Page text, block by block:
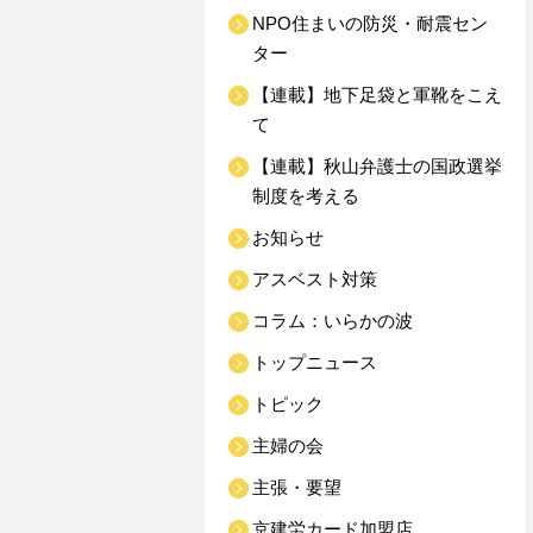
NPO住まいの防災・耐震セン
ター
【連載】地下足袋と軍靴をこえ
て
【連載】秋山弁護士の国政選挙
制度を考える
お知らせ
アスベスト対策
コラム：いらかの波
トップニュース
トピック
主婦の会
主張・要望
京建労カード加盟店